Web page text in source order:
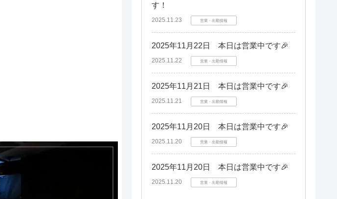
す！
2025.11.23 営業・出勤情報
2025年11月22日 本日は営業中です🎉
2025.11.22 営業・出勤情報
2025年11月21日 本日は営業中です🎉
2025.11.21 営業・出勤情報
2025年11月20日 本日は営業中です🎉
2025.11.20 営業・出勤情報
2025年11月20日 本日は営業中です🎉
2025.11.20 営業・出勤情報